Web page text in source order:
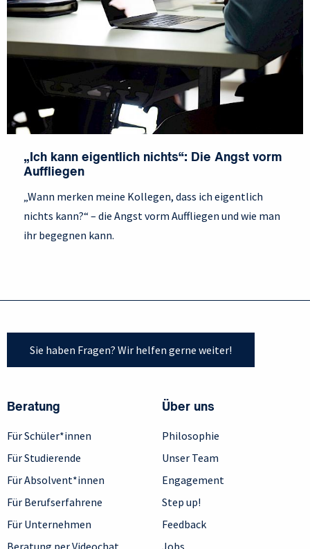
„Ich kann eigentlich nichts“: Die Angst vorm
Auffliegen
„Wann merken meine Kollegen, dass ich eigentlich
nichts kann?“ – die Angst vorm Auffliegen und wie man
ihr begegnen kann.
Sie haben Fragen? Wir helfen gerne weiter!
Beratung
Für Schüler*innen
Für Studierende
Für Absolvent*innen
Für Berufserfahrene
Für Unternehmen
Beratung per Videochat
Über uns
Philosophie
Unser Team
Engagement
Step up!
Feedback
Jobs